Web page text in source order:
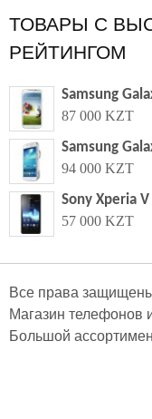
ТОВАРЫ С
РЕЙТИНГОМ
Samsung
87 000 KZT
Samsung
94 000 KZT
Sony Xperia V
57 000 KZT
се права
Магазин телефонов
Большой